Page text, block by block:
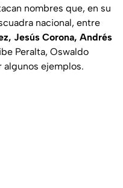
nombres que, en su
nacional, entre
Jesús Corona, Andrés
Peralta, Oswaldo
algunos ejemplos.